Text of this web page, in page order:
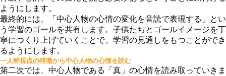
ようにします。
最終的には、「中心人物の心情の変化を音読で表現する」とい
う学習のゴールを共有します。子供たちとゴールイメージを丁
寧につくり上げていくことで、学習の見通しをもつことができ
るようにします。
一人称視点の特徴から中心人物の心情を読む
第二次では、中心人物である「真」の心情を読み取っていきま